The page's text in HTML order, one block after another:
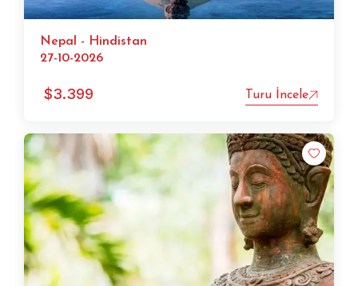
Nepal - Hindistan
27-10-2026
$3.399 Turu İncele